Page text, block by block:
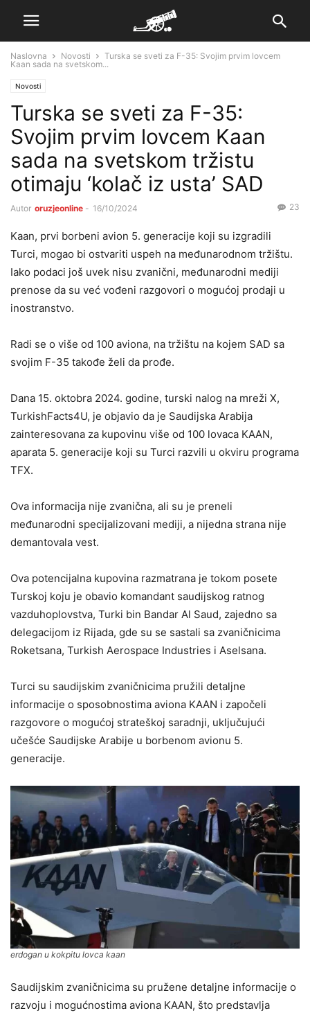
Naslovna Novosti
Turska se sveti za F-35: Svojim prvim lovcem
Kaan sada na svetskom...
Novosti
Turska se sveti za F-35:
Svojim prvim lovcem Kaan
sada na svetskom tržistu
otimaju ‘kolač iz usta’ SAD
Autor oruzjeonline - 16/10/2024 23
Kaan, prvi borbeni avion 5. generacije koji su izgradili
Turci, mogao bi ostvariti uspeh na međunarodnom tržištu.
Iako podaci još uvek nisu zvanični, međunarodni mediji
prenose da su već vođeni razgovori o mogućoj prodaji u
inostranstvo.
Radi se o više od 100 aviona, na tržištu na kojem SAD sa
svojim F-35 takođe želi da prođe.
Dana 15. oktobra 2024. godine, turski nalog na mreži X,
TurkishFacts4U, je objavio da je Saudijska Arabija
zainteresovana za kupovinu više od 100 lovaca KAAN,
aparata 5. generacije koji su Turci razvili u okviru programa
TFX.
Ova informacija nije zvanična, ali su je preneli
međunarodni specijalizovani mediji, a nijedna strana nije
demantovala vest.
Ova potencijalna kupovina razmatrana je tokom posete
Turskoj koju je obavio komandant saudijskog ratnog
vazduhoplovstva, Turki bin Bandar Al Saud, zajedno sa
delegacijom iz Rijada, gde su se sastali sa zvaničnicima
Roketsana, Turkish Aerospace Industries i Aselsana.
Turci su saudijskim zvaničnicima pružili detaljne
informacije o sposobnostima aviona KAAN i započeli
razgovore o mogućoj strateškoj saradnji, uključujući
učešće Saudijske Arabije u borbenom avionu 5.
generacije.
erdogan u kokpitu lovca kaan
Saudijskim zvaničnicima su pružene detaljne informacije o
razvoju i mogućnostima aviona KAAN, što predstavlja